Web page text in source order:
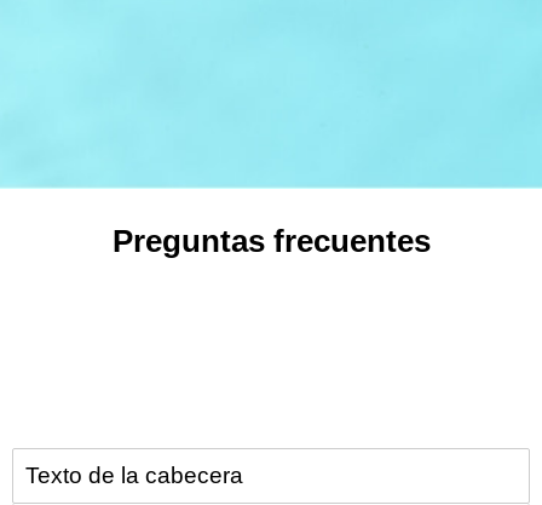
Preguntas frecuentes
Texto de la cabecera